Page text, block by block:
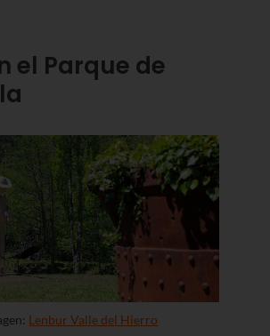
el Parque de
Lenbur Valle del Hierro